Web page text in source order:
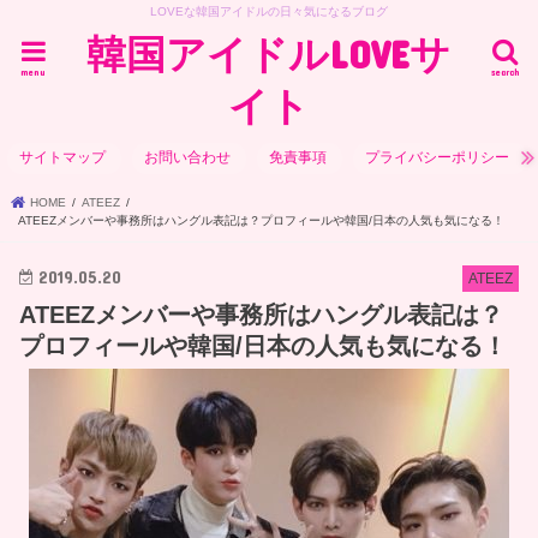
LOVEな韓国アイドルの日々気になるブログ
韓国アイドルLOVEサ
イト
search
menu
サイトマップ お問い合わせ 免責事項 プライバシーポリシー
HOME
ATEEZ
ATEEZメンバーや事務所はハングル表記は？プロフィールや韓国/日本の人気も気になる！
ATEEZ
2019.05.20
ATEEZメンバーや事務所はハングル表記は？
プロフィールや韓国/日本の人気も気になる！